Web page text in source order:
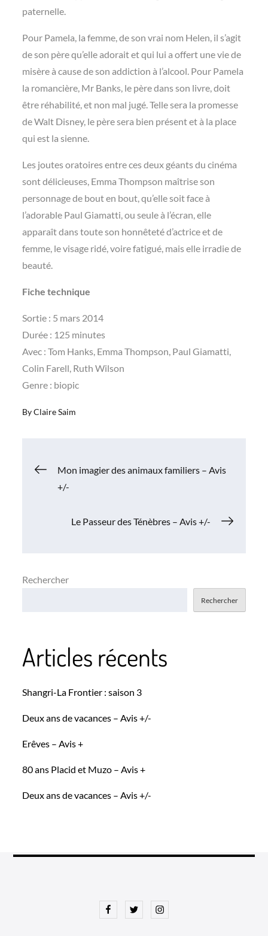
paternelle.
Pour Pamela, la femme, de son vrai nom Helen, il s’agit
de son père qu’elle adorait et qui lui a offert une vie de
misère à cause de son addiction à l’alcool. Pour Pamela
la romancière, Mr Banks, le père dans son livre, doit
être réhabilité, et non mal jugé. Telle sera la promesse
de Walt Disney, le père sera bien présent et à la place
qui est la sienne.
Les joutes oratoires entre ces deux géants du cinéma
sont délicieuses, Emma Thompson maîtrise son
personnage de bout en bout, qu’elle soit face à
l’adorable Paul Giamatti, ou seule à l’écran, elle
apparaît dans toute son honnêteté d’actrice et de
femme, le visage ridé, voire fatigué, mais elle irradie de
beauté.
Fiche technique
Sortie : 5 mars 2014
Durée : 125 minutes
Avec : Tom Hanks, Emma Thompson, Paul Giamatti,
Colin Farell, Ruth Wilson
Genre : biopic
ByClaire Saim
Navigation
Mon imagier des animaux familiers – Avis
+/-
Le Passeur des Ténèbres – Avis +/-
Rechercher
Rechercher
Articles récents
Shangri-La Frontier : saison 3
Deux ans de vacances – Avis +/-
Erêves – Avis +
80 ans Placid et Muzo – Avis +
Deux ans de vacances – Avis +/-
FacebookTwitterInstagram